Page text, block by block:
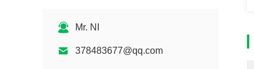
Mr. NI
378483677@qq.com